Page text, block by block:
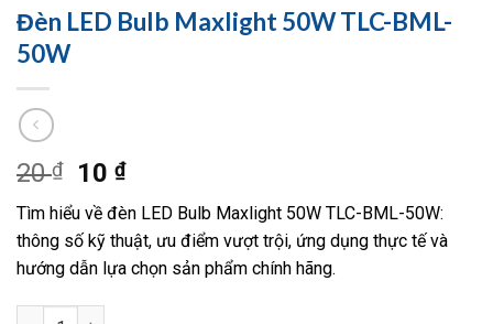
Đèn LED Bulb Maxlight 50W TLC-BML-
50W
20₫
Giá
gốc
là:
20 ₫.
10₫Giá
hiện
tại
là:
10 ₫.
Tìm hiểu về đèn LED Bulb Maxlight 50W TLC-BML-50W:
thông số kỹ thuật, ưu điểm vượt trội, ứng dụng thực tế và
hướng dẫn lựa chọn sản phẩm chính hãng.
Đèn LED Bulb Maxlight 50W TLC-BML-50W số lượng